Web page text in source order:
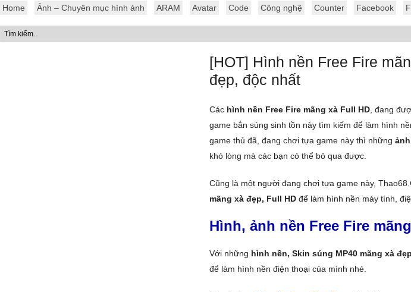
Home Ảnh – Chuyên mục hình ảnh ARAM Avatar Code Công nghệ Counter Facebook
[HOT] Hình nền Free Fire
đẹp, độc nhất
Các hình nền Free Fire mãng xà Full HD , đang
game bắn súng sinh tồn này tìm kiếm để làm hình
game thủ đã, đang chơi tựa game này thì những
khó lòng mà các bạn có thể bỏ qua được.
Cũng là một người đang chơi tựa game này,
mãng xà đẹp, Full HD để làm hình nền máy tính,
Hình, ảnh nền Free Fire
Với những hình nền, Skin súng MP40 mãng xà đẹp
để làm hình nền điện thoại của mình nhé.